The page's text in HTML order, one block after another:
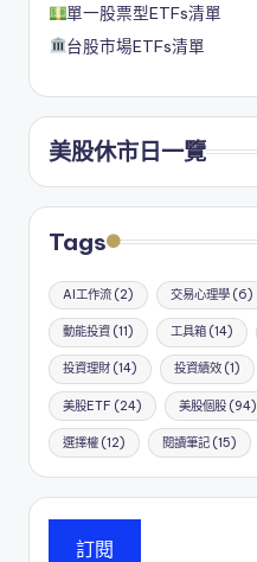
單一股票型ETFs清單
台股市場ETFs清單
美股休市日一覽
Tags
AI工作流 (2) 交易心理學(6)
動能投資 (11) 工具箱(14)
投資理財 (14) 投資績效(1)
美股ETF (24) 美股個股(94)
選擇權 (12) 閱讀筆記(15)
訂閱